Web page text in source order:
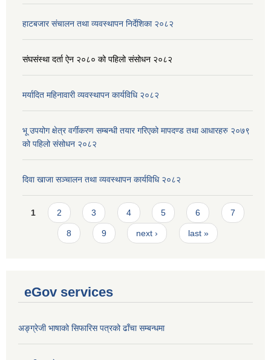
हाटबजार संचालन तथा व्यवस्थापन निर्देशिका २०८२
संघसंस्था दर्ता ऐन २०८० को पहिलो संसोधन २०८२
मर्यादित महिनावारी व्यवस्थापन कार्यविधि २०८२
भू उपयोग क्षेत्र वर्गीकरण सम्बन्धी तयार गरिएको मापदण्ड तथा आधारहरु २०७९
को पहिलो संसोधन २०८२
दिवा खाजा सञ्चालन तथा व्यवस्थापन कार्यविधि २०८२
Pages
1 2 3 4 5 6 7
8 9 next › last »
eGov services
अङ्ग्रेजी भाषाको सिफारिस पत्रको ढाँचा सम्बन्धमा